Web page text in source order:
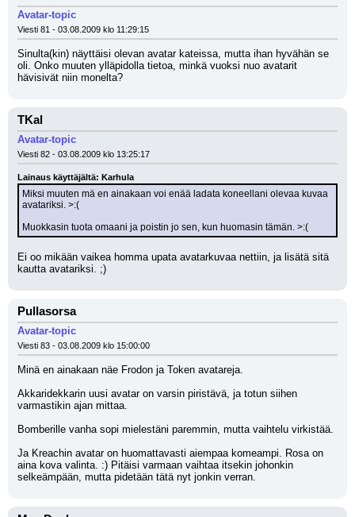
Avatar-topic
Viesti 81 - 03.08.2009 klo 11:29:15
Sinulta(kin) näyttäisi olevan avatar kateissa, mutta ihan hyvähän se
oli. Onko muuten ylläpidolla tietoa, minkä vuoksi nuo avatarit
hävisivät niin monelta?
TKal
Avatar-topic
Viesti 82 - 03.08.2009 klo 13:25:17
Lainaus käyttäjältä: Karhula
Miksi muuten mä en ainakaan voi enää ladata koneellani olevaa kuvaa
avatariksi. >:(
Muokkasin tuota omaani ja poistin jo sen, kun huomasin tämän. >:(
Ei oo mikään vaikea homma upata avatarkuvaa nettiin, ja lisätä sitä
kautta avatariksi. ;)
Pullasorsa
Avatar-topic
Viesti 83 - 03.08.2009 klo 15:00:00
Minä en ainakaan näe Frodon ja Token avatareja.
Akkaridekkarin uusi avatar on varsin piristävä, ja totun siihen
varmastikin ajan mittaa.
Bomberille vanha sopi mielestäni paremmin, mutta vaihtelu virkistää.
Ja Kreachin avatar on huomattavasti aiempaa komeampi. Rosa on
aina kova valinta. :) Pitäisi varmaan vaihtaa itsekin johonkin
selkeämpään, mutta pidetään tätä nyt jonkin verran.